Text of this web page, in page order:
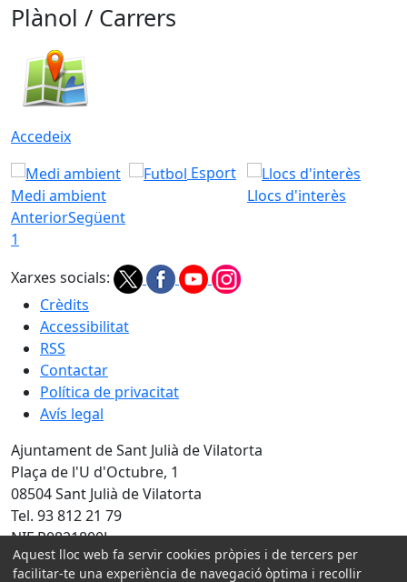
Plànol / Carrers
Accedeix
Medi ambient
Esport
Llocs d'interès
AnteriorSegüent
1
Xarxes socials:
Crèdits
Accessibilitat
RSS
Contactar
Política de privacitat
Avís legal
Ajuntament de Sant Julià de Vilatorta
Plaça de l'U d'Octubre, 1
08504 Sant Julià de Vilatorta
Tel. 93 812 21 79
NIF P0821800J
Amb la col·laboració de:
Aquest lloc web fa servir cookies pròpies i de tercers per
facilitar-te una experiència de navegació òptima i recollir